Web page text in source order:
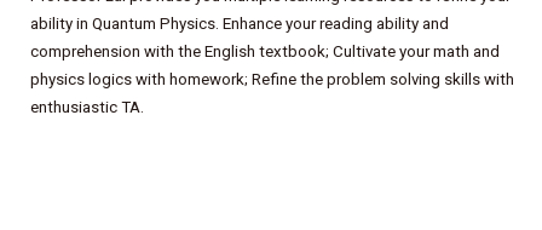
ability in Quantum Physics. Enhance your reading ability and
comprehension with the English textbook; Cultivate your math and
physics logics with homework; Refine the problem solving skills with
enthusiastic TA.